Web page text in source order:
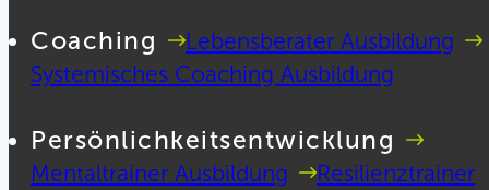
Coaching
Lebensberater Ausbildung
Systemisches Coaching Ausbildung
Persönlichkeitsentwicklung
Mentaltrainer Ausbildung
Resilienztrainer